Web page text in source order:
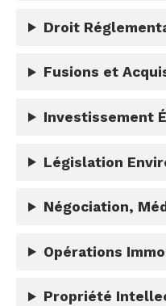
Droit
Fusions et
Investissement
Législation
Négociation,
Opérations
Propriété